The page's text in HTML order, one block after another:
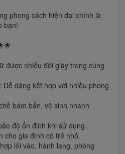
phong cách hiện đại chính là
bạn!
được nhiều đôi giày trong cùng
Dễ dàng kết hợp với nhiều phong
bám bẩn, vệ sinh nhanh
độ ổn định khi sử dụng.
cho gia đình có trẻ nhỏ.
lối vào, hành lang, phòng